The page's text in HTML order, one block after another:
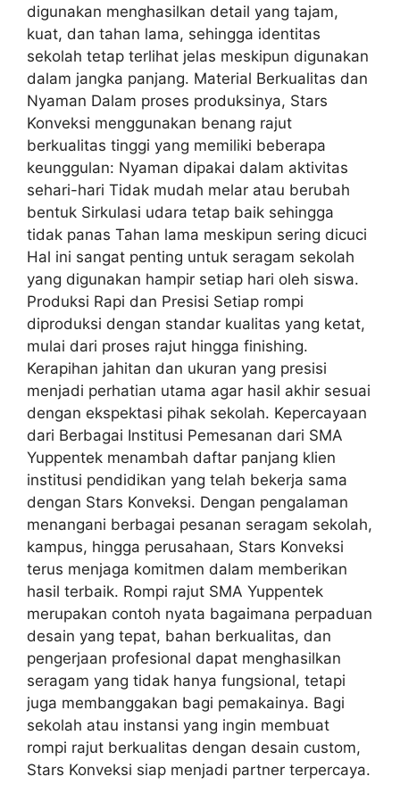
digunakan menghasilkan detail yang tajam,
kuat, dan tahan lama, sehingga identitas
sekolah tetap terlihat jelas meskipun digunakan
dalam jangka panjang. Material Berkualitas dan
Nyaman Dalam proses produksinya, Stars
Konveksi menggunakan benang rajut
berkualitas tinggi yang memiliki beberapa
keunggulan: Nyaman dipakai dalam aktivitas
sehari-hari Tidak mudah melar atau berubah
bentuk Sirkulasi udara tetap baik sehingga
tidak panas Tahan lama meskipun sering dicuci
Hal ini sangat penting untuk seragam sekolah
yang digunakan hampir setiap hari oleh siswa.
Produksi Rapi dan Presisi Setiap rompi
diproduksi dengan standar kualitas yang ketat,
mulai dari proses rajut hingga finishing.
Kerapihan jahitan dan ukuran yang presisi
menjadi perhatian utama agar hasil akhir sesuai
dengan ekspektasi pihak sekolah. Kepercayaan
dari Berbagai Institusi Pemesanan dari SMA
Yuppentek menambah daftar panjang klien
institusi pendidikan yang telah bekerja sama
dengan Stars Konveksi. Dengan pengalaman
menangani berbagai pesanan seragam sekolah,
kampus, hingga perusahaan, Stars Konveksi
terus menjaga komitmen dalam memberikan
hasil terbaik. Rompi rajut SMA Yuppentek
merupakan contoh nyata bagaimana perpaduan
desain yang tepat, bahan berkualitas, dan
pengerjaan profesional dapat menghasilkan
seragam yang tidak hanya fungsional, tetapi
juga membanggakan bagi pemakainya. Bagi
sekolah atau instansi yang ingin membuat
rompi rajut berkualitas dengan desain custom,
Stars Konveksi siap menjadi partner terpercaya.